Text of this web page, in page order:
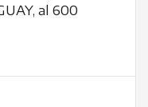
al 600